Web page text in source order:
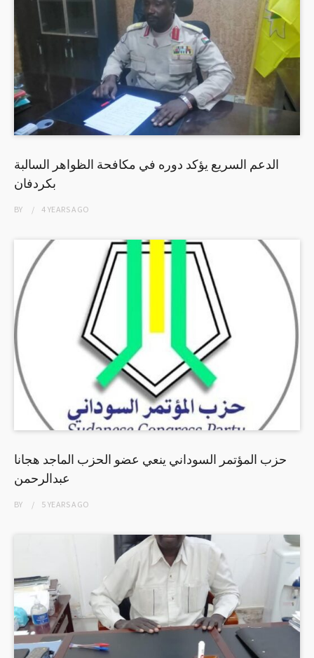
الدعم السريع يؤكد دوره في مكافحة الظواهر السالبة
بكردفان
BY 4 YEARSAGO
حزب المؤتمر السوداني ينعي عضو الحزب الماجد هجانا
عبدالرحمن
BY 5 YEARSAGO